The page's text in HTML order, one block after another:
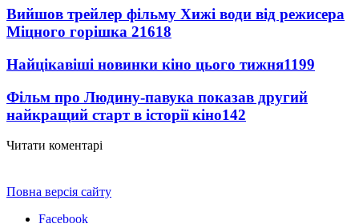
Вийшов трейлер фільму Хижі води від режисера
Міцного горішка 21618
Найцікавіші новинки кіно цього тижня1199
Фільм про Людину-павука показав другий
найкращий старт в історії кіно142
Читати коментарі
Повна версія сайту
Facebook